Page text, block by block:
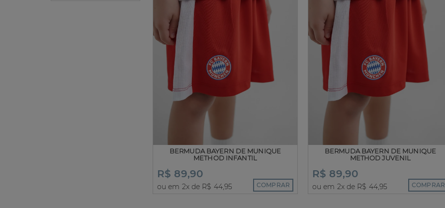
BERMUDA BAYERN DE MUNIQUE
METHOD INFANTIL
R$ 89,90
ou em 2x de R$ 44,95 COMPRAR
BERMUDA BAYERN DE MUNIQUE
METHOD JUVENIL
R$ 89,90
ou em 2x de R$ 44,95 COMPRAR